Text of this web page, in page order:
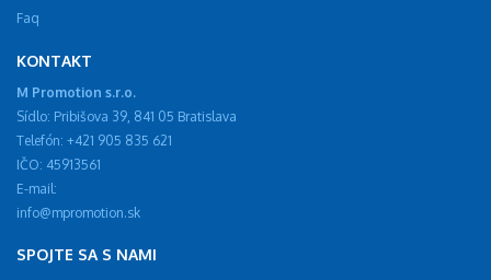
Faq
KONTAKT
M Promotion s.r.o.
Sídlo: Pribišova 39, 841 05 Bratislava
Telefón: +421 905 835 621
IČO: 45913561
E-mail:
info@mpromotion.sk
SPOJTE SA S NAMI